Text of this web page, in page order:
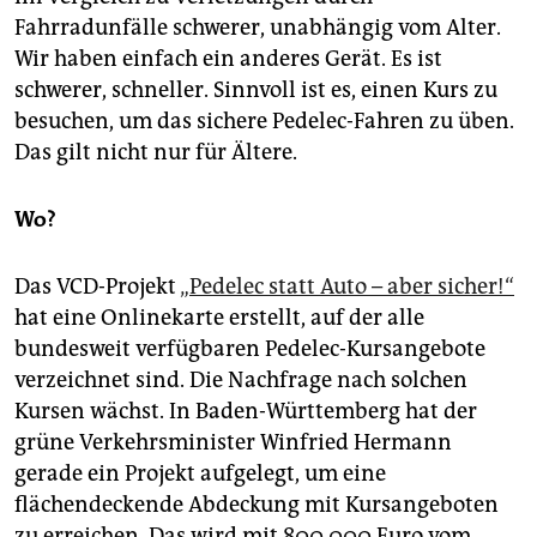
Fahrradunfälle schwerer, unabhängig vom Alter.
Wir haben einfach ein anderes Gerät. Es ist
schwerer, schneller. Sinnvoll ist es, einen Kurs zu
besuchen, um das sichere Pedelec-Fahren zu üben.
Das gilt nicht nur für Ältere.
Wo?
Das VCD-Projekt „Pedelec statt Auto – aber sicher!“
hat eine Onlinekarte erstellt, auf der alle
bundesweit verfügbaren Pedelec-Kursangebote
verzeichnet sind. Die Nachfrage nach solchen
Kursen wächst. In Baden-Württemberg hat der
grüne Verkehrsminister Winfried Hermann
gerade ein Projekt aufgelegt, um eine
flächendeckende Abdeckung mit Kursangeboten